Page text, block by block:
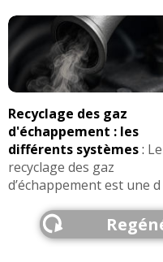
Recyclage des gaz
d'échappement : les
différents systèmes: Le
recyclage des gaz
d’échappement est une d